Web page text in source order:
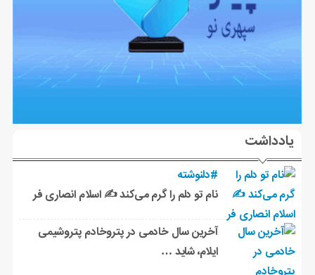
یادداشت
#دلنوشته
نام تو دلم را گرم می‌کند ✍️ اسلام انصاری فر
آخرین سال خادمی در پتروخادم پتروشیمی
ایلام، شاید …